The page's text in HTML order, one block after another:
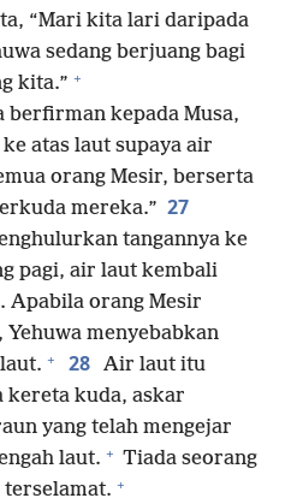
“Mari kita lari daripada
sedang berjuang bagi
kita.” +
berfirman kepada Musa,
atas laut supaya air
orang Mesir, berserta
mereka.” 27
tangannya ke
pagi, air laut kembali
Apabila orang Mesir
menyebabkan
+ 28 Air laut itu
kereta kuda, askar
yang telah mengejar
laut. + Tiada seorang
terselamat. +